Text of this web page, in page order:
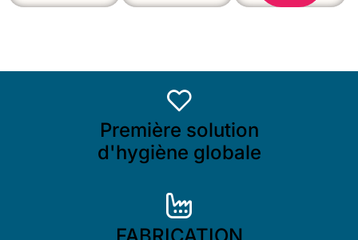
Première solution
d'hygiène globale